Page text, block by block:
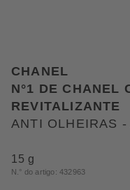
CHANEL
N°1 DE CHANEL
REVITALIZANTE
ANTI OLHEIRAS
15 g
N.° do artigo: 432963